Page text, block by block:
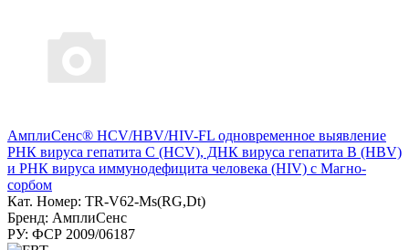
АмплиСенс® HCV/HBV/HIV-FL одновременное выявление
РНК вируса гепатита С (HCV), ДНК вируса гепатита B (HBV)
и РНК вируса иммунодефицита человека (HIV) с Магно-
сорбом
Кат. Номер: TR-V62-Ms(RG,Dt)
Бренд: АмплиСенс
РУ: ФСР 2009/06187